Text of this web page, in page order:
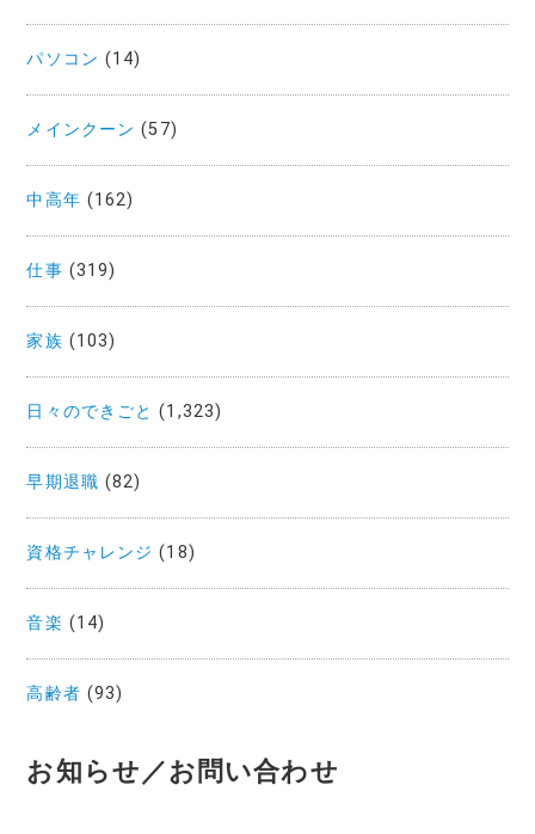
パソコン (14)
メインクーン (57)
中高年 (162)
仕事 (319)
家族 (103)
日々のできごと (1,323)
早期退職 (82)
資格チャレンジ (18)
音楽 (14)
高齢者 (93)
お知らせ／お問い合わせ